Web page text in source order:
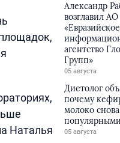
Наталья
Александр
возглавил АО
«Евразийское
агентство
Групп»
05 августа
Диетолог
почему
молоко
популярными
05 августа